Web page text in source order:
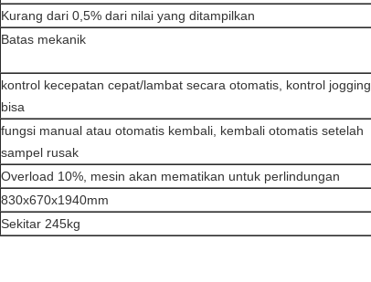
Kurang dari 0,5% dari nilai yang ditampilkan
Batas mekanik
kontrol kecepatan cepat/lambat secara otomatis, kontrol jogging
bisa
fungsi manual atau otomatis kembali, kembali otomatis setelah
sampel rusak
Overload 10%, mesin akan mematikan untuk perlindungan
830x670x1940mm
Sekitar 245kg